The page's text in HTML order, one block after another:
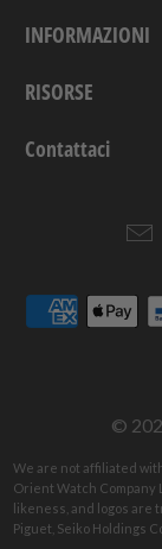
INFORMAZIONI
RISORSE
Contattaci
©
We are not affiliated
Orient Watch Company
likeness, and logos are
Piguet, Seiko Holdings